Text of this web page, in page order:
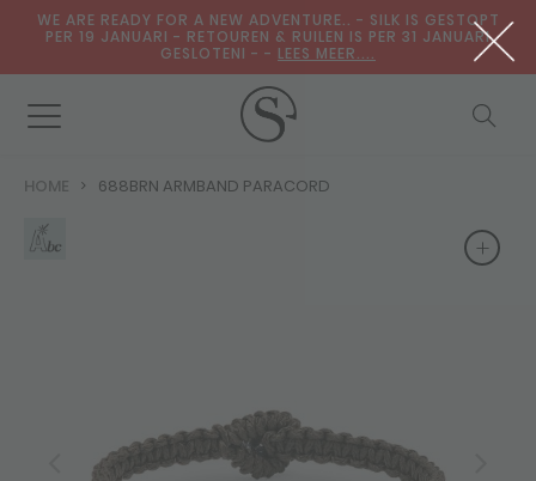
WE ARE READY FOR A NEW ADVENTURE.. - SILK IS GESTOPT
PER 19 JANUARI - RETOUREN & RUILEN IS PER 31 JANUARI
GESLOTENI - - LEES MEER....
HOME 688BRN ARMBAND PARACORD
+